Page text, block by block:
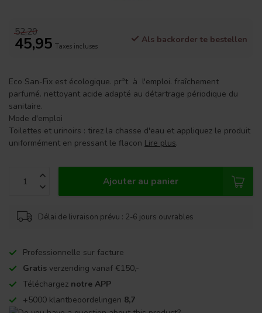
52,20
45,95 Taxes incluses
Als backorder te bestellen
Eco San-Fix est écologique. prªt à l'emploi. fraîchement
parfumé. nettoyant acide adapté au détartrage périodique du
sanitaire.
Mode d'emploi
Toilettes et urinoirs : tirez la chasse d'eau et appliquez le produit
uniformément en pressant le flacon Lire plus.
Ajouter au panier
Délai de livraison prévu : 2-6 jours ouvrables
Professionnelle sur facture
Gratis verzending vanaf €150,-
Téléchargez notre APP
+5000 klantbeoordelingen 8,7